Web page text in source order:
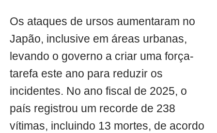
Os ataques de ursos aumentaram no
Japão, inclusive em áreas urbanas,
levando o governo a criar uma força-
tarefa este ano para reduzir os
incidentes. No ano fiscal de 2025, o
país registrou um recorde de 238
vítimas, incluindo 13 mortes, de acordo